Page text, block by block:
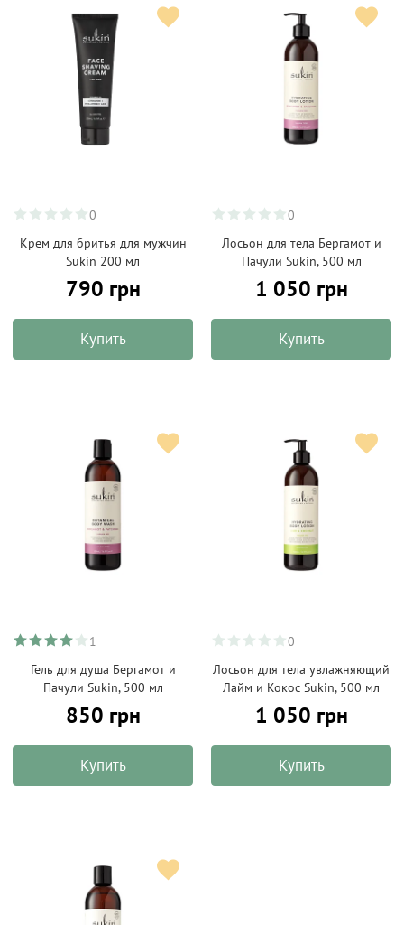
0
Крем для бритья для мужчин
Sukin 200 мл
790 грн
Купить
0
Лосьон для тела Бергамот и
Пачули Sukin, 500 мл
1 050 грн
Купить
1
Гель для душа Бергамот и
Пачули Sukin, 500 мл
850 грн
Купить
0
Лосьон для тела увлажняющий
Лайм и Кокос Sukin, 500 мл
1 050 грн
Купить